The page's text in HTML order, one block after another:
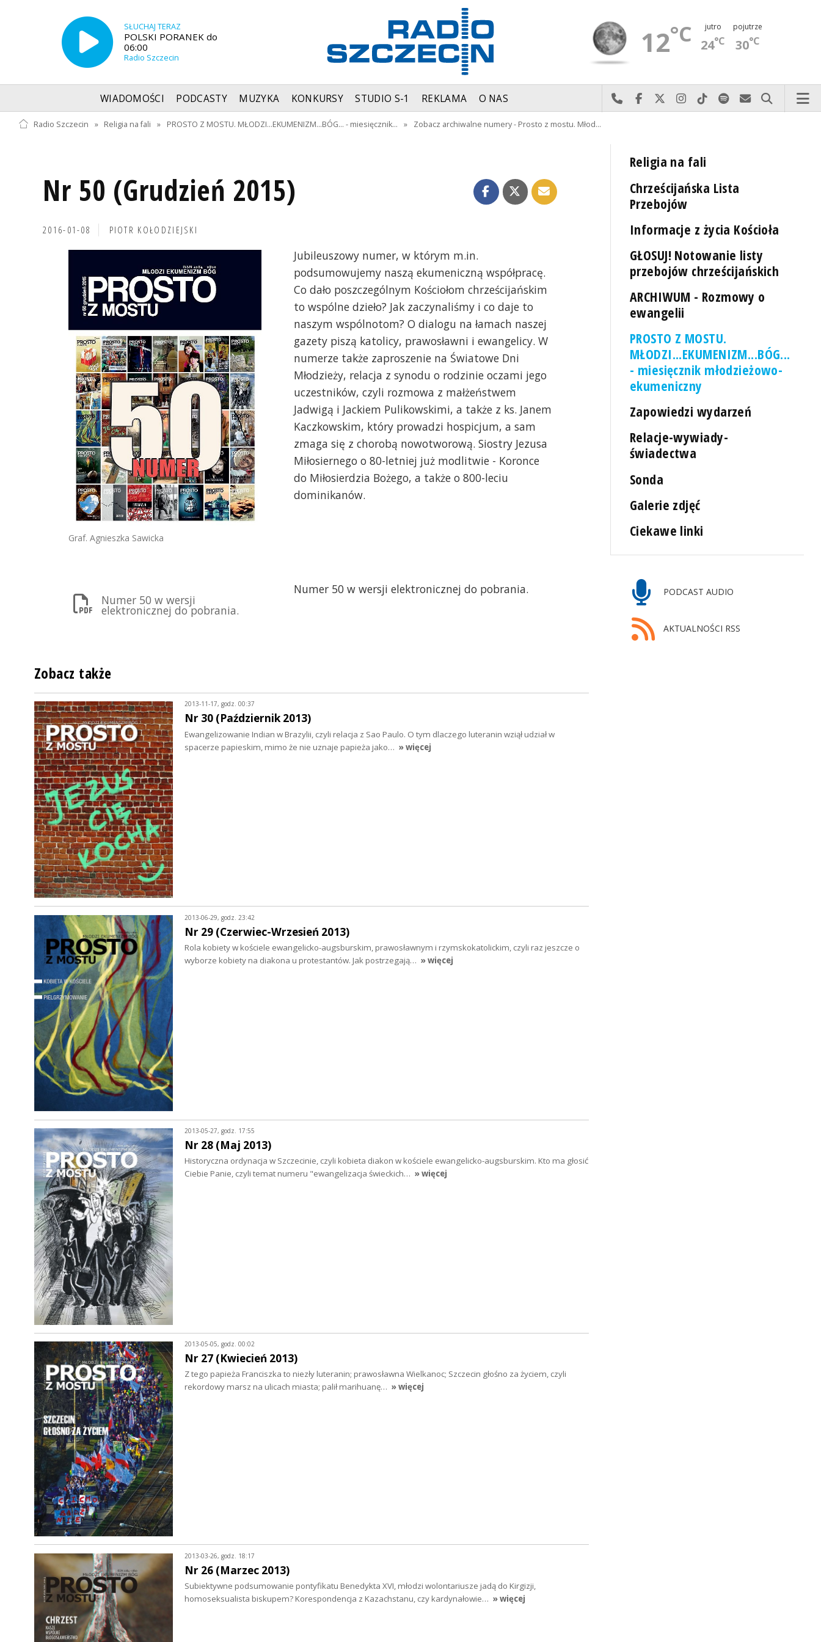
SŁUCHAJ TERAZ
POLSKI PORANEK do
06:00
Radio Szczecin 12°C jutro
24°C
pojutrze
30°C
WIADOMOŚCI PODCASTY MUZYKA KONKURSY STUDIO S-1 REKLAMA O NAS Najlepiej po prostu do nas zadzwoń
Odwiedź nas na Facebook-u
Odwiedź nas na X
Odwiedź nas na Instagram-ie
Odwiedź nas na TikTok-u
Szukaj nas na Spotify
Wyślij do nas
Szukaj
Radio Szczecin » Religia na fali » PROSTO Z MOSTU. MŁODZI...EKUMENIZM...BÓG... - miesięcznik… » Zobacz archiwalne numery - Prosto z mostu. Młod…
Nr 50 (Grudzień 2015)
2016-01-08 PIOTR KOŁODZIEJSKI
Graf. Agnieszka Sawicka
Jubileuszowy numer, w którym m.in.
podsumowujemy naszą ekumeniczną współpracę.
Co dało poszczególnym Kościołom chrześcijańskim
to wspólne dzieło? Jak zaczynaliśmy i co daje to
naszym wspólnotom? O dialogu na łamach naszej
gazety piszą katolicy, prawosławni i ewangelicy. W
numerze także zaproszenie na Światowe Dni
Młodzieży, relacja z synodu o rodzinie oczami jego
uczestników, czyli rozmowa z małżeństwem
Jadwigą i Jackiem Pulikowskimi, a także z ks. Janem
Kaczkowskim, który prowadzi hospicjum, a sam
zmaga się z chorobą nowotworową. Siostry Jezusa
Miłosiernego o 80-letniej już modlitwie - Koronce
do Miłosierdzia Bożego, a także o 800-leciu
dominikanów.
Numer 50 w wersji
elektronicznej do pobrania.
Numer 50 w wersji elektronicznej do pobrania.
Religia na fali
Chrześcijańska Lista
Przebojów
Informacje z życia Kościoła
GŁOSUJ! Notowanie listy
przebojów chrześcijańskich
ARCHIWUM - Rozmowy o
ewangelii
PROSTO Z MOSTU.
MŁODZI...EKUMENIZM...BÓG...
- miesięcznik młodzieżowo-
ekumeniczny
Zapowiedzi wydarzeń
Relacje-wywiady-
świadectwa
Sonda
Galerie zdjęć
Ciekawe linki
PODCAST AUDIO
AKTUALNOŚCI RSS
Zobacz także
2013-11-17, godz. 00:37
Nr 30 (Październik 2013)
Ewangelizowanie Indian w Brazylii, czyli relacja z Sao Paulo. O tym dlaczego luteranin wziął udział w
spacerze papieskim, mimo że nie uznaje papieża jako… » więcej
2013-06-29, godz. 23:42
Nr 29 (Czerwiec-Wrzesień 2013)
Rola kobiety w kościele ewangelicko-augsburskim, prawosławnym i rzymskokatolickim, czyli raz jeszcze o
wyborze kobiety na diakona u protestantów. Jak postrzegają… » więcej
2013-05-27, godz. 17:55
Nr 28 (Maj 2013)
Historyczna ordynacja w Szczecinie, czyli kobieta diakon w kościele ewangelicko-augsburskim. Kto ma głosić
Ciebie Panie, czyli temat numeru "ewangelizacja świeckich… » więcej
2013-05-05, godz. 00:02
Nr 27 (Kwiecień 2013)
Z tego papieża Franciszka to niezły luteranin; prawosławna Wielkanoc; Szczecin głośno za życiem, czyli
rekordowy marsz na ulicach miasta; palił marihuanę… » więcej
2013-03-26, godz. 18:17
Nr 26 (Marzec 2013)
Subiektywne podsumowanie pontyfikatu Benedykta XVI, młodzi wolontariusze jadą do Kirgizji,
homoseksualista biskupem? Korespondencja z Kazachstanu, czy kardynałowie… » więcej